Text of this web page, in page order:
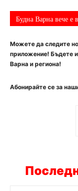
Будна Варна вече
Можете да следите
приложение! Бъдете
Варна и региона!
Абонирайте се за